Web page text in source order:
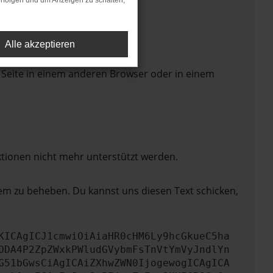
in einem anderen Browser oder in einem
nicht mehr unterstützt werden.
zu beheben. Du kannst uns diesen Text schicken,
Alle akzeptieren